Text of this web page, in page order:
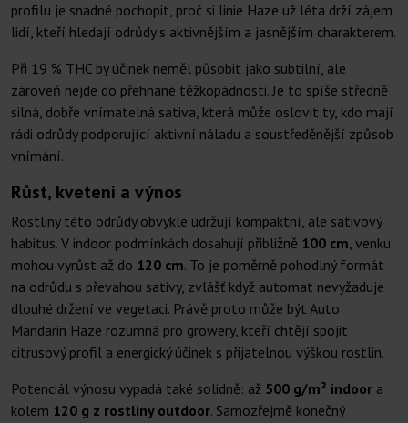
profilu je snadné pochopit, proč si linie Haze už léta drží zájem
lidí, kteří hledají odrůdy s aktivnějším a jasnějším charakterem.
Při 19 % THC by účinek neměl působit jako subtilní, ale
zároveň nejde do přehnané těžkopádnosti. Je to spíše středně
silná, dobře vnímatelná sativa, která může oslovit ty, kdo mají
rádi odrůdy podporující aktivní náladu a soustředěnější způsob
vnímání.
Růst, kvetení a výnos
Rostliny této odrůdy obvykle udržují kompaktní, ale sativový
habitus. V indoor podmínkách dosahují přibližně 100 cm, venku
mohou vyrůst až do 120 cm. To je poměrně pohodlný formát
na odrůdu s převahou sativy, zvlášť když automat nevyžaduje
dlouhé držení ve vegetaci. Právě proto může být Auto
Mandarin Haze rozumná pro growery, kteří chtějí spojit
citrusový profil a energický účinek s přijatelnou výškou rostlin.
Potenciál výnosu vypadá také solidně: až 500 g/m² indoor a
kolem 120 g z rostliny outdoor. Samozřejmě konečný